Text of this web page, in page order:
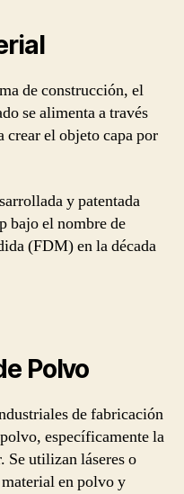
de construcción, el
se alimenta a través
crear el objeto capa por
y patentada
bajo el nombre de
(FDM) en la década
Polvo
de fabricación
específicamente la
Se utilizan láseres o
en polvo y